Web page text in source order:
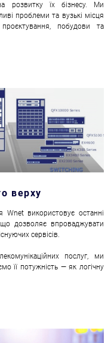
розвитку їх бізнесу. Ми
проблеми та вузькі місця
побудови та
верху
використовує останні
дозволяє впроваджувати
сервісів.
послуг, ми
її потужність — як логічну